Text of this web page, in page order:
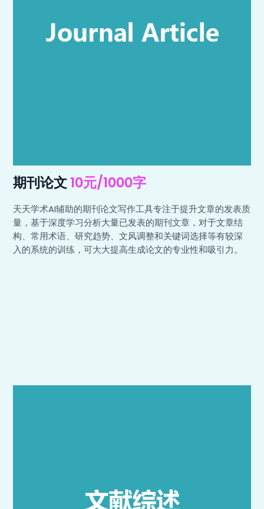
期刊论文10元/1000字
天天学术AI辅助的期刊论文写作工具专注于提升文章的发表质
量，基于深度学习分析大量已发表的期刊文章，对于文章结
构、常用术语、研究趋势、文风调整和关键词选择等有较深
入的系统的训练，可大大提高生成论文的专业性和吸引力。